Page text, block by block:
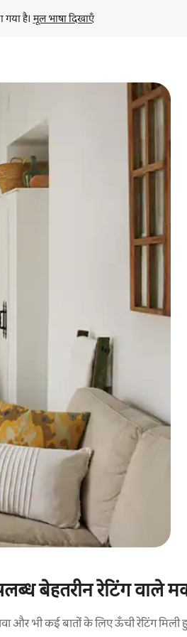
गया है। मूल भाषा दिखाएँ
करके एक्सप्लोर करें।
बेहतरीन रेटिंग वाले
भी कई बातों के लिए ऊँची रेटिंग मिली